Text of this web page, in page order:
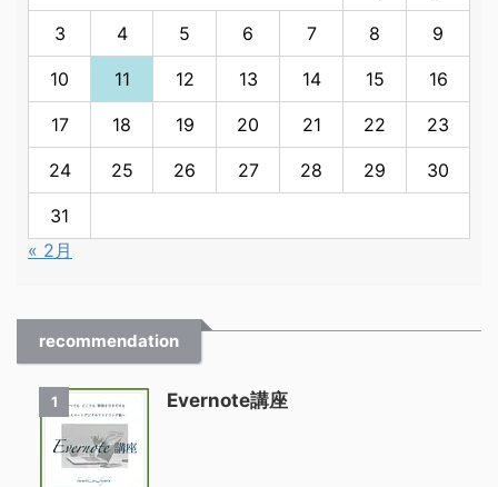
3 4 5 6 7 8 9
10 11 12 13 14 15 16
17 18 19 20 21 22 23
24 25 26 27 28 29 30
31
« 2月
recommendation
1 Evernote講座